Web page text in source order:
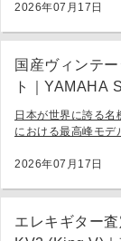
伝いをさせてくださ
2026年07月17日
国産ヴィンテ
ト｜YAMAHA
｜千葉県野田
て買取
日本が世界に誇る
における最高峰モデ
と豪華なルックスで
2026年07月17日
エレキギター